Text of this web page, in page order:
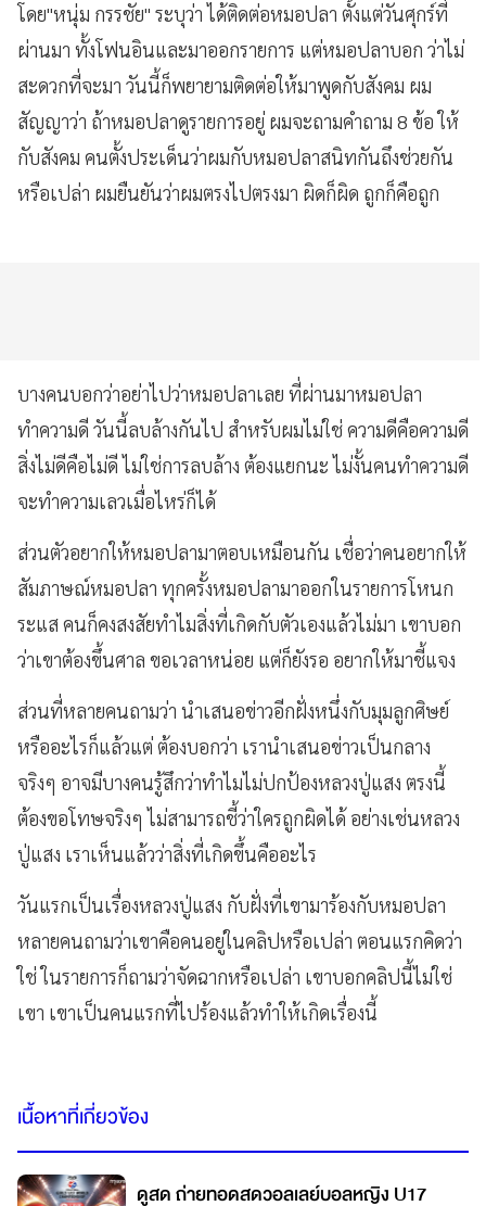
โดย"หนุ่ม กรรชัย" ระบุว่า ได้ติดต่อหมอปลา ตั้งแต่วันศุกร์ที่
ผ่านมา ทั้งโฟนอินและมาออกรายการ แต่หมอปลาบอก ว่าไม่
สะดวกที่จะมา วันนี้ก็พยายามติดต่อให้มาพูดกับสังคม ผม
สัญญาว่า ถ้าหมอปลาดูรายการอยู่ ผมจะถามคำถาม 8 ข้อ ให้
กับสังคม คนตั้งประเด็นว่าผมกับหมอปลาสนิทกันถึงช่วยกัน
หรือเปล่า ผมยืนยันว่าผมตรงไปตรงมา ผิดก็ผิด ถูกก็คือถูก
บางคนบอกว่าอย่าไปว่าหมอปลาเลย ที่ผ่านมาหมอปลา
ทำความดี วันนี้ลบล้างกันไป สำหรับผมไม่ใช่ ความดีคือความดี
สิ่งไม่ดีคือไม่ดี ไม่ใช่การลบล้าง ต้องแยกนะ ไม่งั้นคนทำความดี
จะทำความเลวเมื่อไหร่ก็ได้
ส่วนตัวอยากให้หมอปลามาตอบเหมือนกัน เชื่อว่าคนอยากให้
สัมภาษณ์หมอปลา ทุกครั้งหมอปลามาออกในรายการโหนก
ระแส คนก็คงสงสัยทำไมสิ่งที่เกิดกับตัวเองแล้วไม่มา เขาบอก
ว่าเขาต้องขึ้นศาล ขอเวลาหน่อย แต่ก็ยังรอ อยากให้มาชี้แจง
ส่วนที่หลายคนถามว่า นำเสนอข่าวอีกฝั่งหนึ่งกับมุมลูกศิษย์
หรืออะไรก็แล้วแต่ ต้องบอกว่า เรานำเสนอข่าวเป็นกลาง
จริงๆ อาจมีบางคนรู้สึกว่าทำไมไม่ปกป้องหลวงปู่แสง ตรงนี้
ต้องขอโทษจริงๆ ไม่สามารถชี้ว่าใครถูกผิดได้ อย่างเช่นหลวง
ปู่แสง เราเห็นแล้วว่าสิ่งที่เกิดขึ้นคืออะไร
วันแรกเป็นเรื่องหลวงปู่แสง กับฝั่งที่เขามาร้องกับหมอปลา
หลายคนถามว่าเขาคือคนอยู่ในคลิปหรือเปล่า ตอนแรกคิดว่า
ใช่ ในรายการก็ถามว่าจัดฉากหรือเปล่า เขาบอกคลิปนี้ไม่ใช่
เขา เขาเป็นคนแรกที่ไปร้องแล้วทำให้เกิดเรื่องนี้
เนื้อหาที่เกี่ยวข้อง
ดูสด ถ่ายทอดสดวอลเลย์บอลหญิง U17